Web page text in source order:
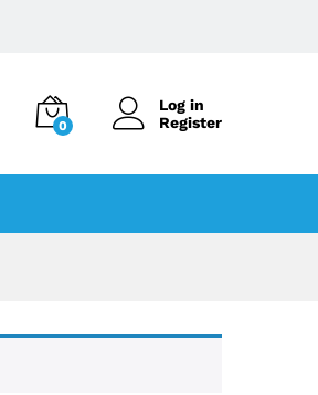
0
Log in
Register